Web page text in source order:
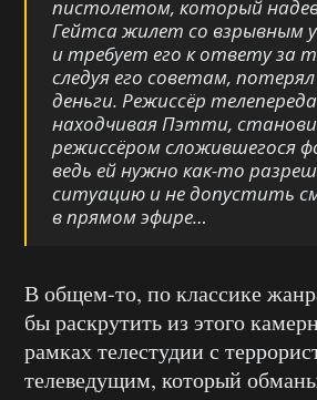
пистолетом, который
Гейтса жилет со взрывным
и требует его к ответу за
следуя его советам, потерял
деньги. Режиссёр
находчивая Пэтти,
режиссёром сложившегося
ведь ей нужно как-то
ситуацию и не допустить
в прямом эфире…
В общем-то, по классике
бы раскрутить из этого
рамках телестудии с
телеведущим, который